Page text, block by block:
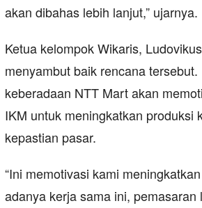
akan dibahas lebih lanjut,” ujarnya.
Ketua kelompok Wikaris,
menyambut baik rencana tersebut.
keberadaan NTT Mart akan
IKM untuk meningkatkan produksi
kepastian pasar.
“Ini memotivasi kami
adanya kerja sama ini, pemasaran